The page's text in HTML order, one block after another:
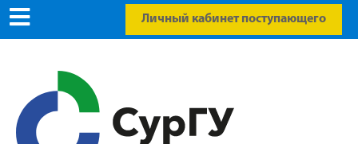
Личный кабинет поступающего